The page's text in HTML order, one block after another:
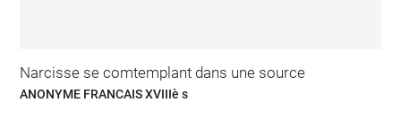
Narcisse se comtemplant dans une source
ANONYME FRANCAIS XVIIIè s